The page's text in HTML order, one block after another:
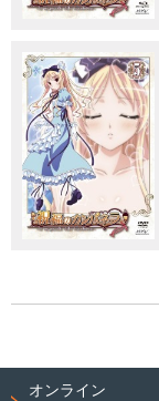
オンライン